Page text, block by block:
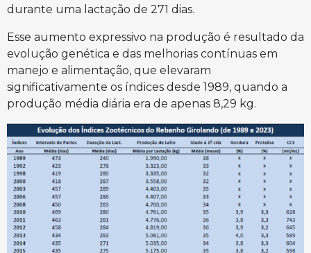
durante uma lactação de 271 dias.
Esse aumento expressivo na produção é resultado da
evolução genética e das melhorias contínuas em
manejo e alimentação, que elevaram
significativamente os índices desde 1989, quando a
produção média diária era de apenas 8,29 kg.